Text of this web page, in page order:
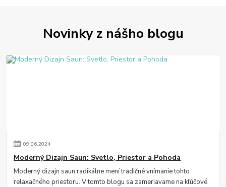
Novinky z nášho blogu
09.06.2024
Moderný Dizajn Saun: Svetlo, Priestor a Pohoda
Moderný dizajn saun radikálne mení tradičné vnímanie tohto
relaxačného priestoru. V tomto blogu sa zameriavame na kľúčové